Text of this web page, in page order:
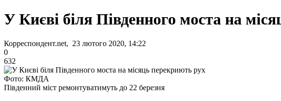
У Києві біля Південного моста на
Корреспондент.net, 23 лютого 2020, 14:22
0
632
Фото: КМДА
Південний міст ремонтуватимуть до 22 березня